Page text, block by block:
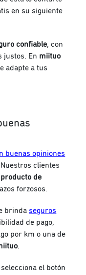
en su siguiente
confiable, con
justos. En miituo
adapte a tus
buenas opiniones
clientes
de
forzosos.
brindaseguros
de pago,
por km o una de
.
el botón